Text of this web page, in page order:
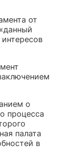
от
о
процесса
палата
в